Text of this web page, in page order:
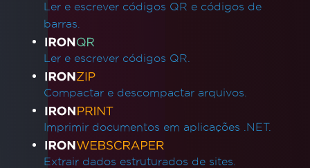
Ler e escrever códigos QR e códigos de
barras.
Ler e escrever códigos QR.
Compactar e descompactar arquivos.
Imprimir documentos em aplicações .NET.
Extrair dados estruturados de sites.